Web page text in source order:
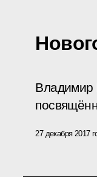
Владимир
27 декабря 2017